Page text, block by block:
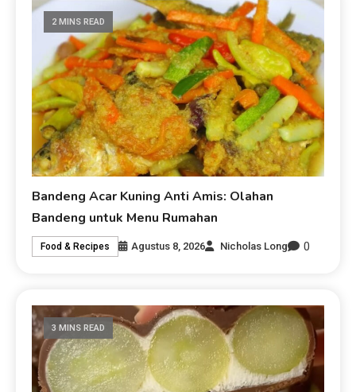
2 MINS READ
Bandeng Acar Kuning Anti Amis: Olahan
Bandeng untuk Menu Rumahan
Food & Recipes Agustus 8, 2026 Nicholas Long 0
3 MINS READ